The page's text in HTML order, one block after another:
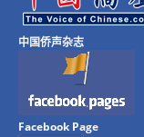
中国侨声杂志
Facebook Page